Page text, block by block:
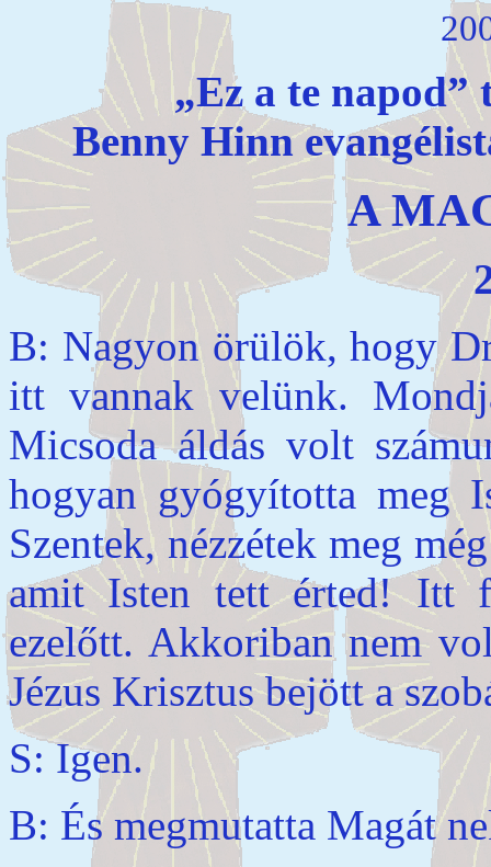
„Ez a te napod”
Benny Hinn
A
B: Nagyon örülök, hogy
itt vannak velünk.
Micsoda áldás volt
hogyan gyógyította meg
Szentek, nézzétek meg
amit Isten tett érted! Itt
ezelőtt. Akkoriban nem
Jézus Krisztus bejött a
S: Igen.
B: És megmutatta Magát